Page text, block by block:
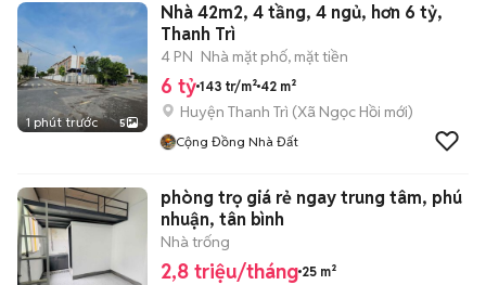
1 phút trước 5
Nhà 42m2, 4 tầng, 4 ngủ, hơn 6 tỷ,
Thanh Trì
4 PN Nhà mặt phố, mặt tiền
6 tỷ 143 tr/m² 42 m²
Huyện Thanh Trì (Xã Ngọc Hồi mới)
Cộng Đồng Nhà Đất
phòng trọ giá rẻ ngay trung tâm, phú
nhuận, tân bình
Nhà trống
2,8 triệu/tháng 25 m²